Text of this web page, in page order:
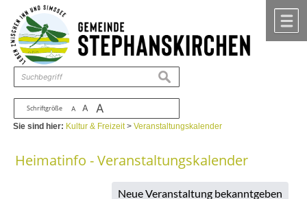
Zum Inhalt ,zur Navigation
Schriftgröße A A A
suchen
Sie sind hier: Kultur & Freizeit>Veranstaltungskalender
Heimatinfo - Veranstaltungskalender